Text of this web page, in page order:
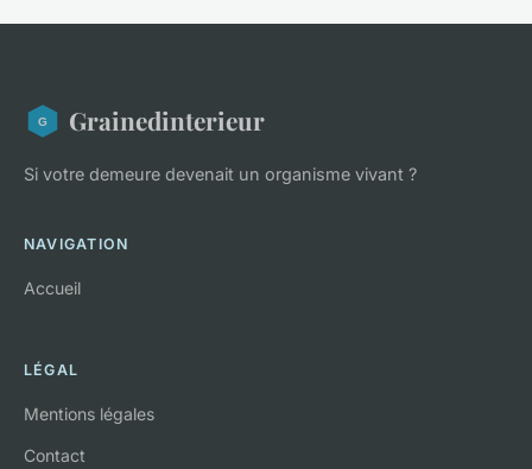
Grainedinterieur
Si votre demeure devenait un organisme vivant ?
NAVIGATION
Accueil
LÉGAL
Mentions légales
Contact